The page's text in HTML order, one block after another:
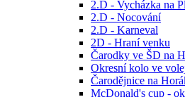
2.D - Vycházka na
2.D - Nocování
2.D - Karneval
2D - Hraní venku
Čarodky ve ŠD na
Okresní kolo ve
Čarodějnice na
McDonald's cup -